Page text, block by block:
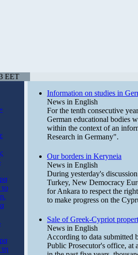
EET
Information on studies in
News in English
For the tenth consecutive
German educational bodies
within the context of an
Research in Germany".
Our borders in Keryneia
News in English
During yesterday's
Turkey, New Democracy
for Ankara to respect the
to make progress on the
Sale of Greek-Cypriot
News in English
According to data submitted
Public Prosecutor's office, at